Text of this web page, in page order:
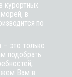
курортных
в
по
– это только
подобрать
Вам в